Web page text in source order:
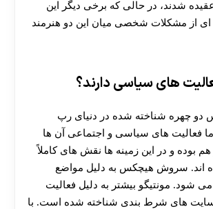
عقیده شدند، در حالی که برخی دیگر این
ای از مشکلات شخصی میان این دو هنرمند
های سیاسی دارند؟
دو چهره شناخته‌ شده در دنیای رپ
فعالیت‌ های سیاسی و اجتماعی آن ها
هم بوده و در این زمینه‌ ها نقش‌ های کاملاً
اند. سروش هیچکس به دلیل مواضع
شود. مونتیگو بیشتر به دلیل فعالیت‌
های شرط‌ بندی شناخته شده است. با